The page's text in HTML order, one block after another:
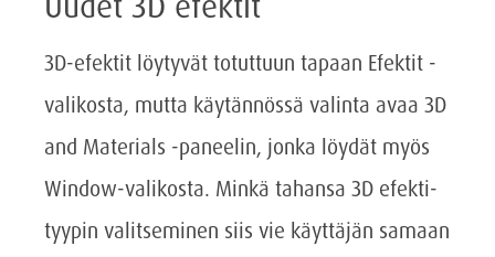
3D-efektit löytyvät totuttuun tapaan Efektit -
valikosta, mutta käytännössä valinta avaa 3D
and Materials -paneelin, jonka löydät myös
Window-valikosta. Minkä tahansa 3D efekti-
tyypin valitseminen siis vie käyttäjän samaan